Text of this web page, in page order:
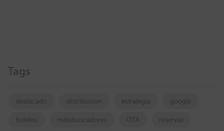
Tags
destacado distribucion estrategia google
hoteles metabuscadores OTA reservas